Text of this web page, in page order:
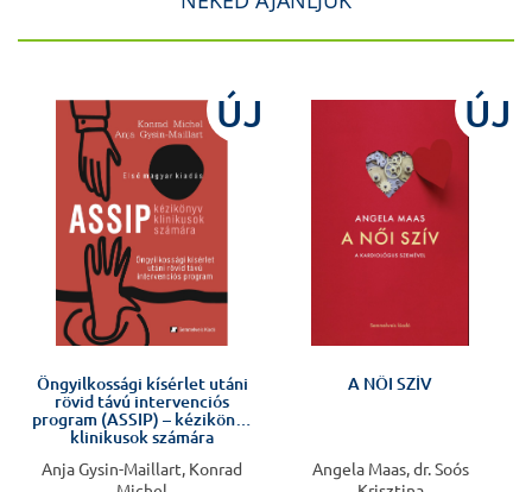
ÚJ
Öngyilkossági kísérlet utáni
rövid távú intervenciós
program (ASSIP) – kézikönyv
klinikusok számára
Anja Gysin-Maillart, Konrad
ÚJ
A NŐI SZÍV
Angela Maas, dr. Soós